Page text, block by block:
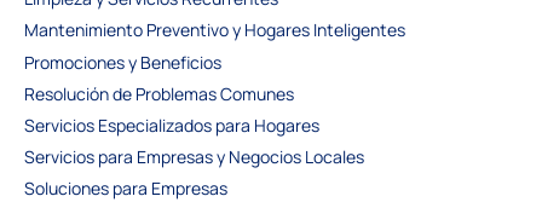
Mantenimiento Preventivo y Hogares Inteligentes
Promociones y Beneficios
Resolución de Problemas Comunes
Servicios Especializados para Hogares
Servicios para Empresas y Negocios Locales
Soluciones para Empresas